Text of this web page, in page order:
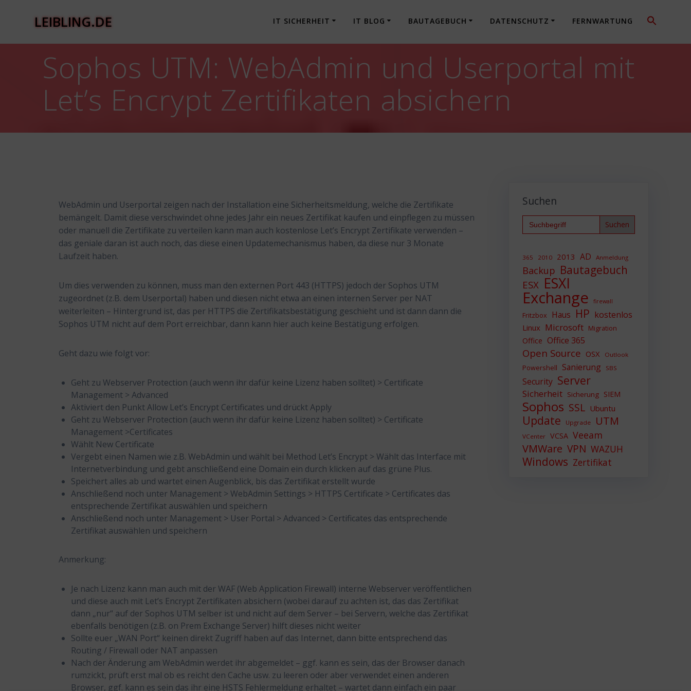
LEIBLING.DE IT SICHERHEIT IT BLOG BAUTAGEBUCH DATENSCHUTZ FERNWARTUNG
Sophos UTM: WebAdmin und Userportal mit
Let’s Encrypt Zertifikaten absichern
WebAdmin und Userportal zeigen nach der Installation eine Sicherheitsmeldung, welche die Zertifikate
bemängelt. Damit diese verschwindet ohne jedes Jahr ein neues Zertifikat kaufen und einpflegen zu müssen
oder manuell die Zertifikate zu verteilen kann man auch kostenlose Let’s Encrypt Zertifikate verwenden –
das geniale daran ist auch noch, das diese einen Updatemechanismus haben, da diese nur 3 Monate
Laufzeit haben.
Um dies verwenden zu können, muss man den externen Port 443 (HTTPS) jedoch der Sophos UTM
zugeordnet (z.B. dem Userportal) haben und diesen nicht etwa an einen internen Server per NAT
weiterleiten – Hintergrund ist, das per HTTPS die Zertifikatsbestätigung geschieht und ist dann dann die
Sophos UTM nicht auf dem Port erreichbar, dann kann hier auch keine Bestätigung erfolgen.
Geht dazu wie folgt vor:
Geht zu Webserver Protection (auch wenn ihr dafür keine Lizenz haben solltet) > Certificate
Management > Advanced
Aktiviert den Punkt Allow Let’s Encrypt Certificates und drückt Apply
Geht zu Webserver Protection (auch wenn ihr dafür keine Lizenz haben solltet) > Certificate
Management >Certificates
Wählt New Certificate
Vergebt einen Namen wie z.B. WebAdmin und wählt bei Method Let’s Encrypt > Wählt das Interface mit
Internetverbindung und gebt anschließend eine Domain ein durch klicken auf das grüne Plus.
Speichert alles ab und wartet einen Augenblick, bis das Zertifikat erstellt wurde
Anschließend noch unter Management > WebAdmin Settings > HTTPS Certificate > Certificates das
entsprechende Zertifikat auswählen und speichern
Anschließend noch unter Management > User Portal > Advanced > Certificates das entsprechende
Zertifikat auswählen und speichern
Anmerkung:
Je nach Lizenz kann man auch mit der WAF (Web Application Firewall) interne Webserver veröffentlichen
und diese auch mit Let’s Encrypt Zertifikaten absichern (wobei darauf zu achten ist, das das Zertifikat
dann „nur“ auf der Sophos UTM selber ist und nicht auf dem Server – bei Servern, welche das Zertifikat
ebenfalls benötigen (z.B. on Prem Exchange Server) hilft dieses nicht weiter
Sollte euer „WAN Port“ keinen direkt Zugriff haben auf das Internet, dann bitte entsprechend das
Routing / Firewall oder NAT anpassen
Nach der Änderung am WebAdmin werdet ihr abgemeldet – ggf. kann es sein, das der Browser danach
rumzickt, prüft erst mal ob es reicht den Cache usw. zu leeren oder aber verwendet einen anderen
Browser, ggf. kann es sein das ihr eine HSTS Fehlermeldung erhaltet – wartet dann einfach ein paar
Suchen
Search
for:
365 2010 2013 AD Anmeldung
Backup Bautagebuch
ESX ESXI
Exchange firewall
Fritzbox Haus HP kostenlos
Linux Microsoft Migration
Office Office 365
Open Source OSX Outlook
Powershell Sanierung SBS
Security Server
Sicherheit Sicherung SIEM
Sophos SSL Ubuntu
Update Upgrade UTM
VCenter VCSA Veeam
VMWare VPN WAZUH
Windows Zertifikat